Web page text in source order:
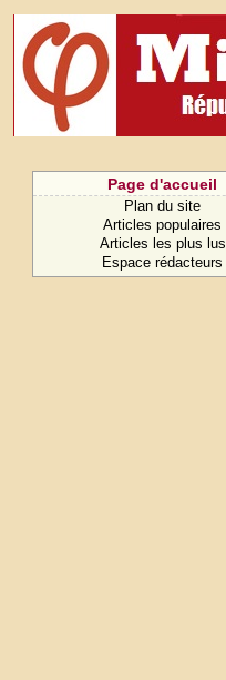
Page d'accueil
Plan du site
Articles populaires
Articles les plus lus
Espace rédacteurs